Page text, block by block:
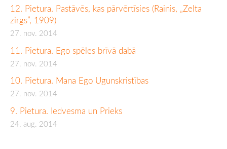
12. Pietura. Pastāvēs, kas pārvērtīsies (Rainis, „Zelta
zirgs”, 1909)
27. nov. 2014
11. Pietura. Ego spēles brīvā dabā
27. nov. 2014
10. Pietura. Mana Ego Ugunskristības
27. nov. 2014
9. Pietura. Iedvesma un Prieks
24. aug. 2014